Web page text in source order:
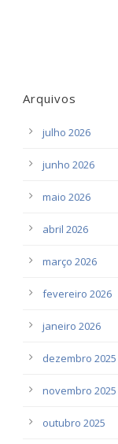
Arquivos
julho 2026
junho 2026
maio 2026
abril 2026
março 2026
fevereiro 2026
janeiro 2026
dezembro 2025
novembro 2025
outubro 2025